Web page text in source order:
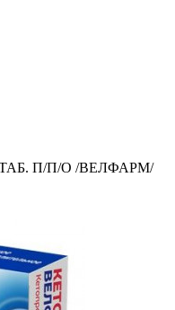
П/П/О /ВЕЛФАРМ/